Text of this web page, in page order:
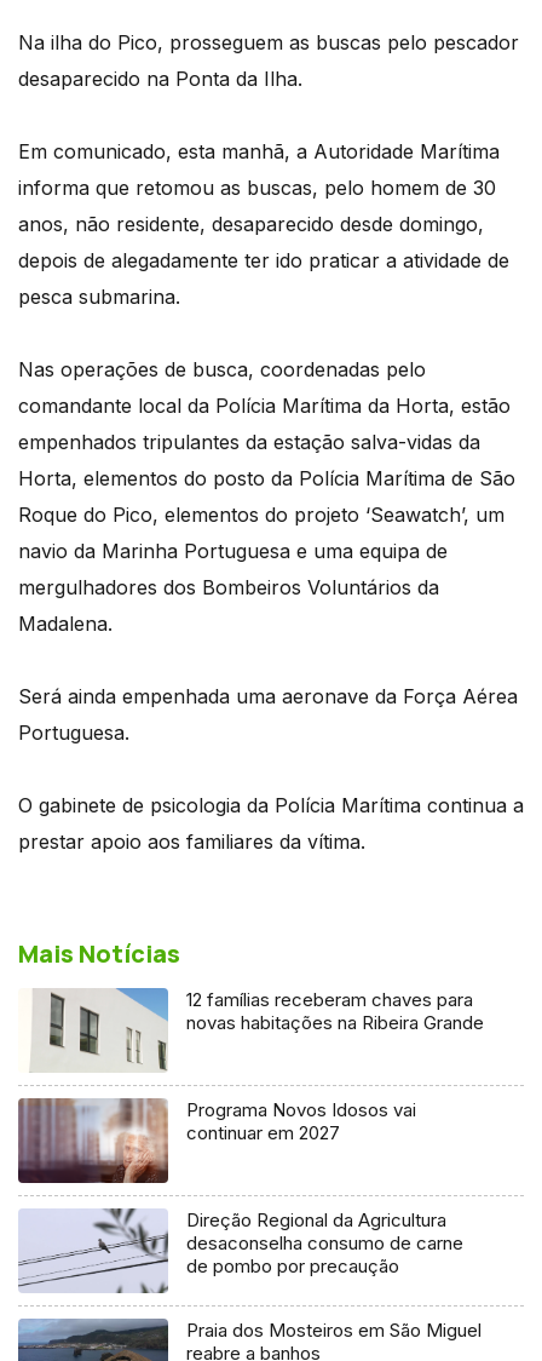
Na ilha do Pico, prosseguem as buscas pelo pescador
desaparecido na Ponta da Ilha.
Em comunicado, esta manhã, a Autoridade Marítima
informa que retomou as buscas, pelo homem de 30
anos, não residente, desaparecido desde domingo,
depois de alegadamente ter ido praticar a atividade de
pesca submarina.
Nas operações de busca, coordenadas pelo
comandante local da Polícia Marítima da Horta, estão
empenhados tripulantes da estação salva-vidas da
Horta, elementos do posto da Polícia Marítima de São
Roque do Pico, elementos do projeto ‘Seawatch’, um
navio da Marinha Portuguesa e uma equipa de
mergulhadores dos Bombeiros Voluntários da
Madalena.
Será ainda empenhada uma aeronave da Força Aérea
Portuguesa.
O gabinete de psicologia da Polícia Marítima continua a
prestar apoio aos familiares da vítima.
Mais Notícias
12 famílias receberam chaves para
novas habitações na Ribeira Grande
Programa Novos Idosos vai
continuar em 2027
Direção Regional da Agricultura
desaconselha consumo de carne
de pombo por precaução
Praia dos Mosteiros em São Miguel
reabre a banhos